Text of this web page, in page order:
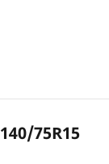
140/75R15